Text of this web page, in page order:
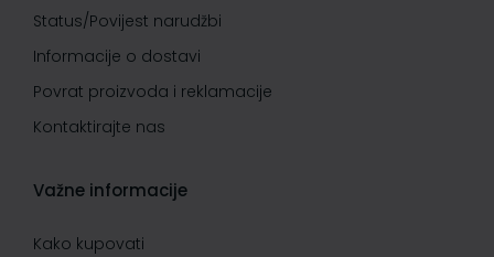
Status/Povijest narudžbi
Informacije o dostavi
Povrat proizvoda i reklamacije
Kontaktirajte nas
Važne informacije
Kako kupovati